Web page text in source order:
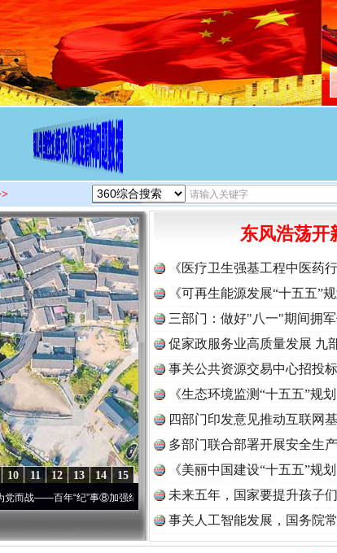
15
14
13
12
11
10
年“纪”事⑧加强纪律..·[视频]牢记初心使命 奋进复兴征程丨“转折之城”激荡..
东风浩荡开
《医疗卫生强基工程中医药
《可再生能源发展“十五五”
三部门：做好"八一"期间拥
促家政服务业高质量发展 九
事关公共资源交易中心招投
《生态环境监测“十五五”规
读
四部门印发意见推动互联网
多部门联合部署开展安全生
《美丽中国建设“十五五”规
未来五年，国家要提升孩子
事关人工智能发展，国务院